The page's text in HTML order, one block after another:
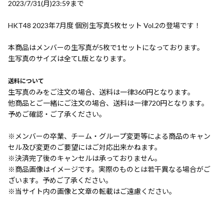
2023/7/31(月)23:59まで
HKT48 2023年7月度 個別生写真5枚セット Vol.2の登場です！
本商品はメンバーの生写真が5枚で1セットになっております。
生写真のサイズは全てL版となります。
送料について
生写真のみをご注文の場合、送料は一律360円となります。
他商品とご一緒にご注文の場合、送料は一律720円となります。
予めご確認・ご了承ください。
※メンバーの卒業、チーム・グループ変更等による商品のキャン
セル及び変更のご要望にはご対応出来かねます。
※決済完了後のキャンセルは承っておりません。
※商品画像はイメージです。実際のものとは若干異なる場合がご
ざいます。予めご了承ください。
※当サイト内の画像と文章の転載はご遠慮ください。